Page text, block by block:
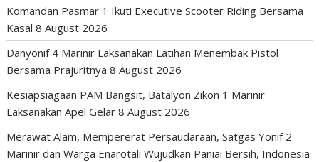
Komandan Pasmar 1 Ikuti Executive Scooter Riding Bersama
Kasal 8 August 2026
Danyonif 4 Marinir Laksanakan Latihan Menembak Pistol
Bersama Prajuritnya 8 August 2026
Kesiapsiagaan PAM Bangsit, Batalyon Zikon 1 Marinir
Laksanakan Apel Gelar 8 August 2026
Merawat Alam, Mempererat Persaudaraan, Satgas Yonif 2
Marinir dan Warga Enarotali Wujudkan Paniai Bersih, Indonesia